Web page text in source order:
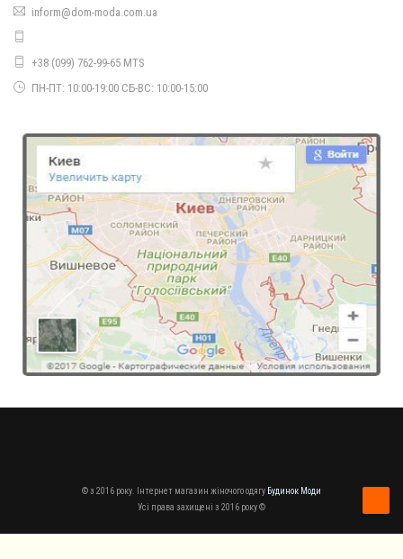
inform@dom-moda.com.ua
+38 (099) 762-99-65 MTS
ПН-ПТ: 10:00-19:00 СБ-ВС: 10:00-15:00
© з 2016 року. Інтернет магазин жіночого одягу Будинок Моди
Усі права захищені з 2016 року ©